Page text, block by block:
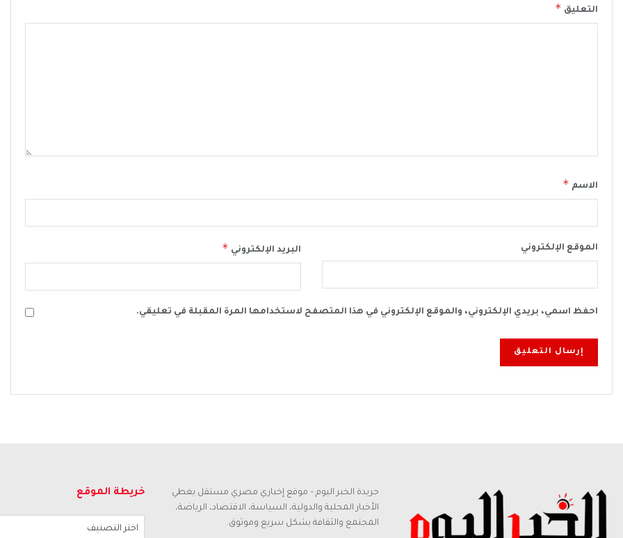
التعليق *
الاسم *
البريد الإلكتروني * الموقع الإلكتروني
احفظ اسمي، بريدي الإلكتروني، والموقع الإلكتروني في هذا المتصفح لاستخدامها المرة المقبلة في تعليقي.
جريدة الخبر اليوم – موقع إخباري مصري مستقل يغطي
الأخبار المحلية والدولية، السياسة، الاقتصاد، الرياضة،
المجتمع والثقافة بشكل سريع وموثوق.
خريطة الموقع
اختر التصنيف